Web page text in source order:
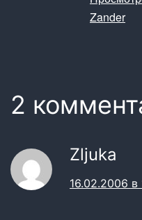
Zander
2
Zljuka
16.02.2006 в